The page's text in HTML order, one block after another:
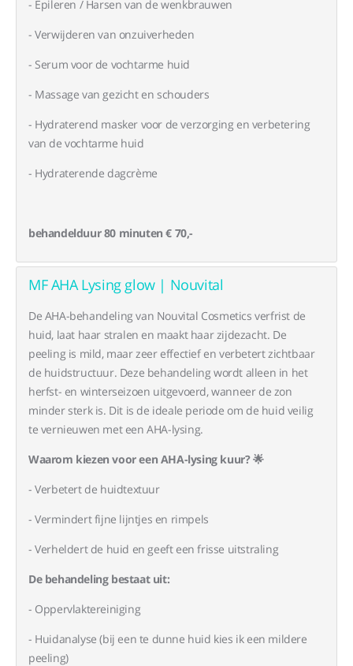
- Epileren / Harsen van de wenkbrauwen
- Verwijderen van onzuiverheden
- Serum voor de vochtarme huid
- Massage van gezicht en schouders
- Hydraterend masker voor de verzorging en verbetering
van de vochtarme huid
- Hydraterende dagcrème
behandelduur 80 minuten € 70,-
MF AHA Lysing glow | Nouvital
De AHA-behandeling van Nouvital Cosmetics verfrist de
huid, laat haar stralen en maakt haar zijdezacht. De
peeling is mild, maar zeer effectief en verbetert zichtbaar
de huidstructuur. Deze behandeling wordt alleen in het
herfst- en winterseizoen uitgevoerd, wanneer de zon
minder sterk is. Dit is de ideale periode om de huid veilig
te vernieuwen met een AHA-lysing.
Waarom kiezen voor een AHA-lysing kuur? 🌟
- Verbetert de huidtextuur
- Vermindert fijne lijntjes en rimpels
- Verheldert de huid en geeft een frisse uitstraling
De behandeling bestaat uit:
- Oppervlaktereiniging
- Huidanalyse (bij een te dunne huid kies ik een mildere
peeling)